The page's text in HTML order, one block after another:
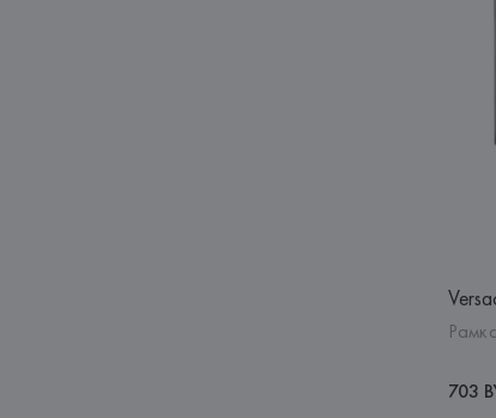
703